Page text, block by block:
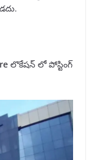
లొకేషన్ లో పోస్టింగ్